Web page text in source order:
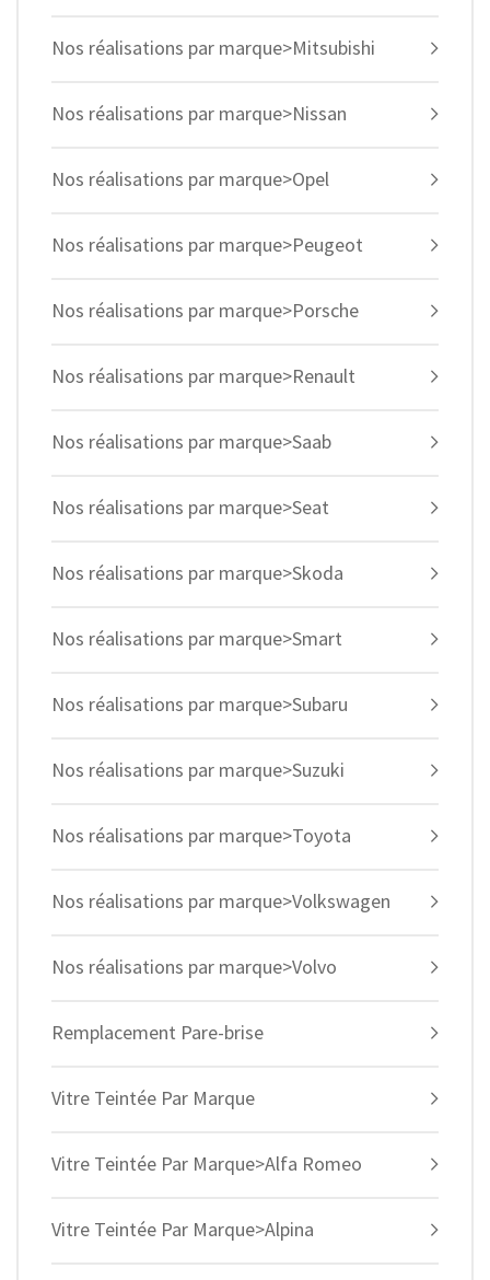
Nos réalisations par marque>Mitsubishi
Nos réalisations par marque>Nissan
Nos réalisations par marque>Opel
Nos réalisations par marque>Peugeot
Nos réalisations par marque>Porsche
Nos réalisations par marque>Renault
Nos réalisations par marque>Saab
Nos réalisations par marque>Seat
Nos réalisations par marque>Skoda
Nos réalisations par marque>Smart
Nos réalisations par marque>Subaru
Nos réalisations par marque>Suzuki
Nos réalisations par marque>Toyota
Nos réalisations par marque>Volkswagen
Nos réalisations par marque>Volvo
Remplacement Pare-brise
Vitre Teintée Par Marque
Vitre Teintée Par Marque>Alfa Romeo
Vitre Teintée Par Marque>Alpina